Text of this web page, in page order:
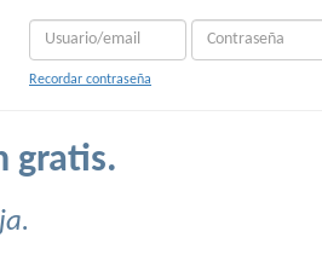
Recordar contraseña
gratis.